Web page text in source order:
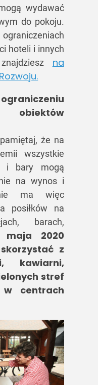
wydawać
do pokoju.
hoteli i innych
na
że na
wszystkie
i bary mogą
na wynos i
ma więc
posiłków na
barach,
maja 2020
z
kawiarni,
stref
w centrach